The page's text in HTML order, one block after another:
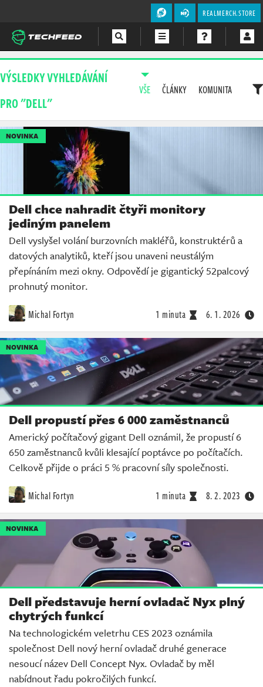
REALMERCH.STORE
Magazín
Videa
Soutěže
VÝSLEDKY VYHLEDÁVÁNÍ
PRO "DELL"
VŠE ČLÁNKY KOMUNITA
NOVINKA
Dell chce nahradit čtyři monitory
jediným panelem
Dell vyslyšel volání burzovních makléřů, konstruktérů a
datových analytiků, kteří jsou unaveni neustálým
přepínáním mezi okny. Odpovědí je gigantický 52palcový
prohnutý monitor.
Michal Fortyn 1 minuta 6. 1. 2026
NOVINKA
Dell propustí přes 6 000 zaměstnanců
Americký počítačový gigant Dell oznámil, že propustí 6
650 zaměstnanců kvůli klesající poptávce po počítačích.
Celkově přijde o práci 5 % pracovní síly společnosti.
Michal Fortyn 1 minuta 8. 2. 2023
NOVINKA
Dell představuje herní ovladač Nyx plný
chytrých funkcí
Na technologickém veletrhu CES 2023 oznámila
společnost Dell nový herní ovladač druhé generace
nesoucí název Dell Concept Nyx. Ovladač by měl
nabídnout řadu pokročilých funkcí.